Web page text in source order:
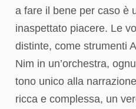
a fare il bene per caso è
inaspettato piacere. Le
distinte, come strumenti
Nim in un’orchestra,
tono unico alla
ricca e complessa, un